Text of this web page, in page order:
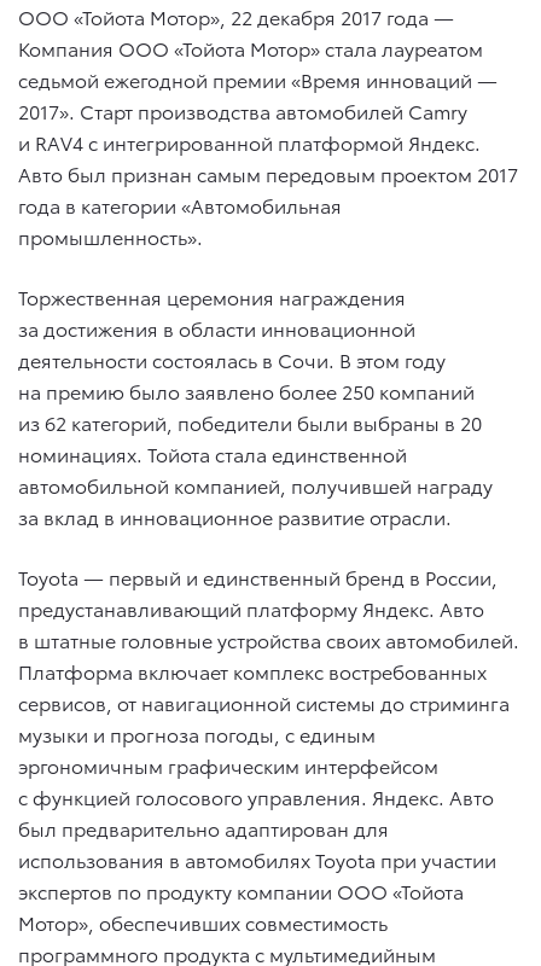
ООО «Тойота Мотор», 22 декабря 2017 года —
Компания ООО «Тойота Мотор» стала лауреатом
седьмой ежегодной премии «Время инноваций —
2017». Старт производства автомобилей Camry
и RAV4 с интегрированной платформой Яндекс.
Авто был признан самым передовым проектом 2017
года в категории «Автомобильная
промышленность».
Торжественная церемония награждения
за достижения в области инновационной
деятельности состоялась в Сочи. В этом году
на премию было заявлено более 250 компаний
из 62 категорий, победители были выбраны в 20
номинациях. Тойота стала единственной
автомобильной компанией, получившей награду
за вклад в инновационное развитие отрасли.
Toyota — первый и единственный бренд в России,
предустанавливающий платформу Яндекс. Авто
в штатные головные устройства своих автомобилей.
Платформа включает комплекс востребованных
сервисов, от навигационной системы до стриминга
музыки и прогноза погоды, с единым
эргономичным графическим интерфейсом
с функцией голосового управления. Яндекс. Авто
был предварительно адаптирован для
использования в автомобилях Toyota при участии
экспертов по продукту компании ООО «Тойота
Мотор», обеспечивших совместимость
программного продукта с мультимедийным